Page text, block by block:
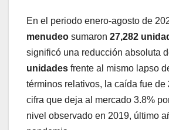
En el periodo enero-agosto de
menudeo sumaron 27,282
significó una reducción absoluta
unidades frente al mismo lapso
términos relativos, la caída fue de
cifra que deja al mercado 3.8%
nivel observado en 2019, último